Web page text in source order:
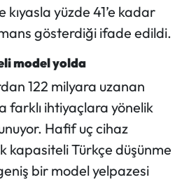
yüzde 41’e kadar
gösterdiği ifade edildi.
model yolda
122 milyara uzanan
farklı ihtiyaçlara yönelik
Hafif uç cihaz
kapasiteli Türkçe düşünme
bir model yelpazesi